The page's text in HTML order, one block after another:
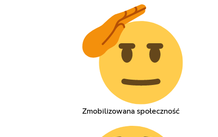
Zmobilizowana społeczność